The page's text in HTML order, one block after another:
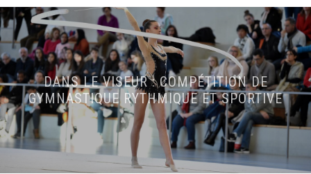
DANS LE VISEUR : COMPÉTITION DE
GYMNASTIQUE RYTHMIQUE ET SPORTIVE